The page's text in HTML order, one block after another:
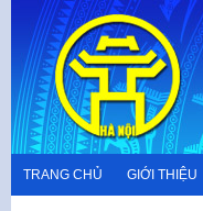
content
TRANG CHỦ GIỚI THIỆU